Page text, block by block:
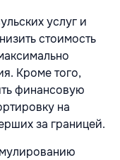
услуг и
стоимость
Кроме того,
финансовую
на
за границей.